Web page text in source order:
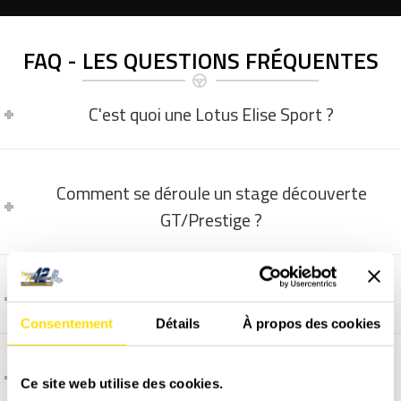
Consentement Détails À propos des cookies
Ce site web utilise des cookies.
FAQ - LES QUESTIONS FRÉQUENTES
C'est quoi une Lotus Elise Sport ?
Comment se déroule un stage découverte
GT/Prestige ?
La vidéo embarquée, comment ça marche ?
Comment et quand programmer un stage ?